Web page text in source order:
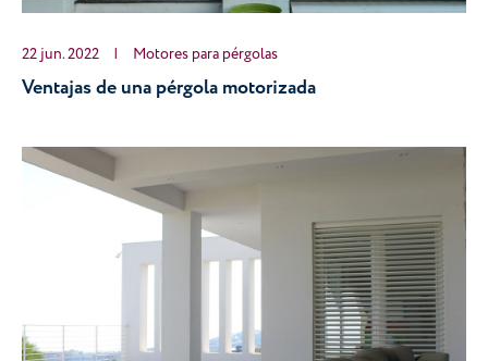
22 jun. 2022 | Motores para pérgolas
Ventajas de una pérgola motorizada